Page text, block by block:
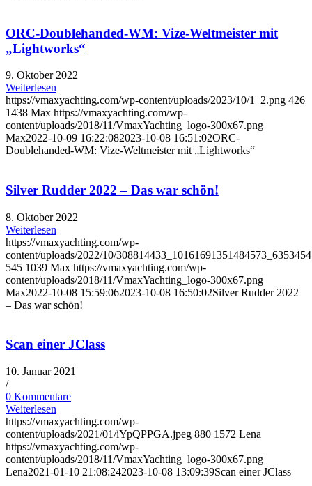
ORC-Doublehanded-WM: Vize-Weltmeister mit
„Lightworks“
9. Oktober 2022
Weiterlesen
https://vmaxyachting.com/wp-content/uploads/2023/10/1_2.png 426
1438 Max https://vmaxyachting.com/wp-
content/uploads/2018/11/VmaxYachting_logo-300x67.png
Max2022-10-09 16:22:082023-10-08 16:51:02ORC-
Doublehanded-WM: Vize-Weltmeister mit „Lightworks“
Silver Rudder 2022 – Das war schön!
8. Oktober 2022
Weiterlesen
https://vmaxyachting.com/wp-
content/uploads/2022/10/
545 1039 Max https://vmaxyachting.com/wp-
content/uploads/2018/11/VmaxYachting_logo-300x67.png
Max2022-10-08 15:59:062023-10-08 16:50:02Silver Rudder 2022
– Das war schön!
Scan einer JClass
10. Januar 2021
/
0 Kommentare
Weiterlesen
https://vmaxyachting.com/wp-
content/uploads/2021/01/iYpQPPGA.jpeg 880 1572 Lena
https://vmaxyachting.com/wp-
content/uploads/2018/11/VmaxYachting_logo-300x67.png
Lena2021-01-10 21:08:242023-10-08 13:09:39Scan einer JClass